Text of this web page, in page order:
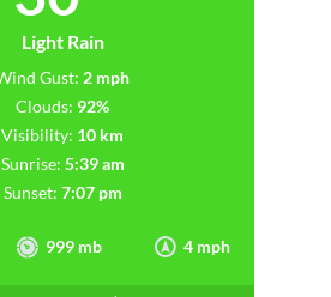
Light Rain
999 mb 4 mph
Gust: 2 mph
Clouds: 92%
Visibility: 10 km
Sunrise: 5:39 am
Sunset: 7:07 pm